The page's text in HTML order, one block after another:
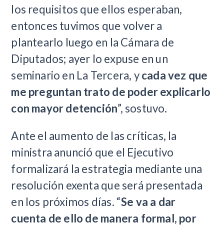
los requisitos que ellos esperaban,
entonces tuvimos que volver a
plantearlo luego en la Cámara de
Diputados; ayer lo expuse en un
seminario en La Tercera, ycada vez que
me preguntan trato de poder explicarlo
con mayor detención”, sostuvo.
Ante el aumento de las críticas, la
ministra anunció que el Ejecutivo
formalizará la estrategia mediante una
resolución exenta que será presentada
en los próximos días. “Se va a dar
cuenta de ello de manera formal, por